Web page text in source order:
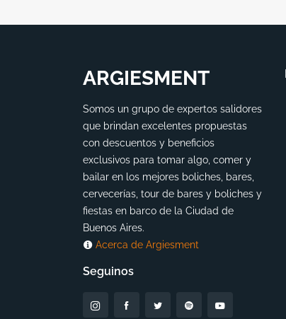
ARGIESMENT
Somos un grupo de expertos salidores
que brindan excelentes propuestas
con descuentos y beneficios
exclusivos para tomar algo, comer y
bailar en los mejores boliches, bares,
cervecerías, tour de bares y boliches y
fiestas en barco de la Ciudad de
Buenos Aires.
Acerca de Argiesment
Seguinos